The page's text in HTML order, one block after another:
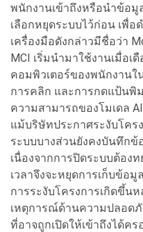
พนักงานเข้าถึงหรือนำข้อมู
เลือกหยุดระบบไว้ก่อน เพื่อ
เครื่องมือดังกล่าวมีชื่อว่า
MCI เริ่มนำมาใช้งานเมื่อเ
คอมพิวเตอร์ของพนักงานใ
การคลิก และการกดแป้น
ความสามารถของโมเดล
แม้บริษัทประกาศระงับโคร
ระบบบางส่วนยังคงบันทึก
เนื่องจากการปิดระบบต้อง
เวลาจึงจะหยุดการเก็บข้อ
การระงับโครงการเกิดขึ้น
เหตุการณ์ด้านความปลอดภั
ที่อาจถูกเปิดให้เข้าถึงได้ค